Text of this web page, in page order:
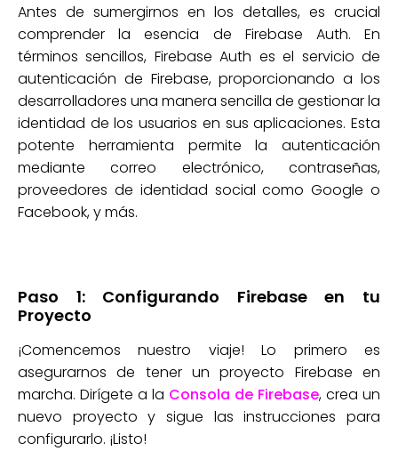
Antes de sumergirnos en los detalles, es crucial
comprender la esencia de Firebase Auth. En
términos sencillos, Firebase Auth es el servicio de
autenticación de Firebase, proporcionando a los
desarrolladores una manera sencilla de gestionar la
identidad de los usuarios en sus aplicaciones. Esta
potente herramienta permite la autenticación
mediante correo electrónico, contraseñas,
proveedores de identidad social como Google o
Facebook, y más.
Paso 1: Configurando Firebase en tu
Proyecto
¡Comencemos nuestro viaje! Lo primero es
asegurarnos de tener un proyecto Firebase en
marcha. Dirígete a la Consola de Firebase, crea un
nuevo proyecto y sigue las instrucciones para
configurarlo. ¡Listo!